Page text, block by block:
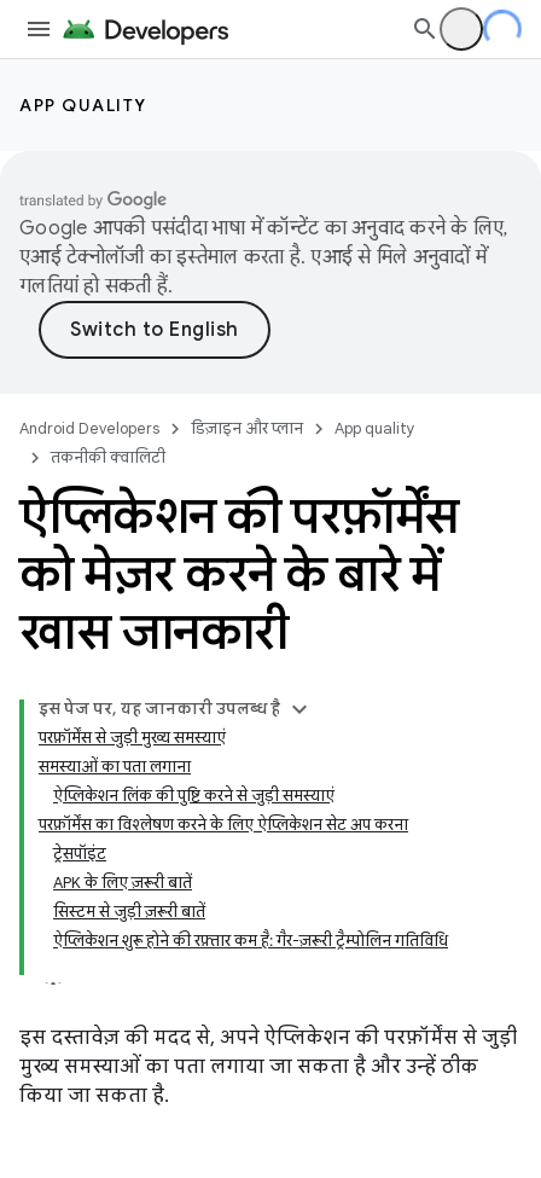
APP QUALITY
Google आपकी पसंदीदा भाषा में कॉन्टेंट का अनुवाद करने के लिए,
एआई टेक्नोलॉजी का इस्तेमाल करता है. एआई से मिले अनुवादों में
गलतियां हो सकती हैं.
Android Developers डिज़ाइन और प्लान
App quality
तकनीकी क्वालिटी
ऐप्लिकेशन की परफ़ॉर्मेंस
को मेज़र करने के बारे में
खास जानकारी
इस पेज पर, यह जानकारी उपलब्ध है
परफ़ॉर्मेंस से जुड़ी मुख्य समस्याएं
समस्याओं का पता लगाना
ऐप्लिकेशन लिंक की पुष्टि करने से जुड़ी समस्याएं
परफ़ॉर्मेंस का विश्लेषण करने के लिए ऐप्लिकेशन सेट अप करना
ट्रेसपॉइंट
APK के लिए ज़रूरी बातें
सिस्टम से जुड़ी ज़रूरी बातें
ऐप्लिकेशन शुरू होने की रफ़्तार कम है: गैर-ज़रूरी ट्रैम्पोलिन गतिविधि
इस दस्तावेज़ की मदद से, अपने ऐप्लिकेशन की परफ़ॉर्मेंस से जुड़ी
मुख्य समस्याओं का पता लगाया जा सकता है और उन्हें ठीक
किया जा सकता है.